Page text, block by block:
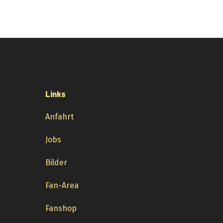
Links
Anfahrt
Jobs
Bilder
Fan-Area
Fanshop